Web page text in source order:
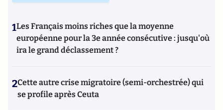
1Les Français moins riches que la moyenne
européenne pour la 3e année consécutive : jusqu'où
ira le grand déclassement ?
2Cette autre crise migratoire (semi-orchestrée) qui
se profile après Ceuta